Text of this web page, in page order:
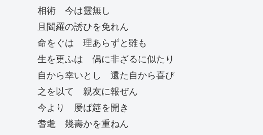
相術 今は靈無し
且閻羅の誘ひを免れん
命をぐは 理あらずと雖も
生を更ふは 偶に非ざるに似たり
自から幸いとし 還た自から喜び
之を以て 親友に報ぜん
今より 屡ば筵を開き
耆耄 幾壽かを重ねん